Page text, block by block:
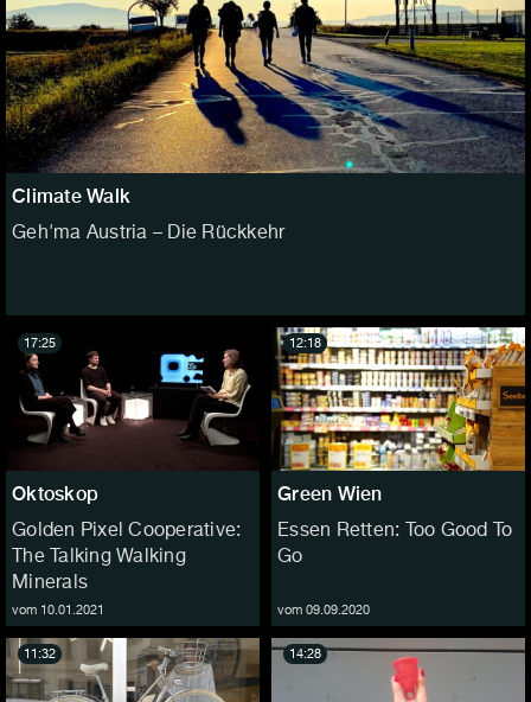
Climate Walk
Geh'ma Austria – Die Rückkehr
Oktoskop
Golden Pixel Cooperative:
The Talking Walking
Minerals
vom 10.01.2021
17:25
Green Wien
Essen Retten: Too Good To
Go
vom 09.09.2020
12:18
11:32 14:28